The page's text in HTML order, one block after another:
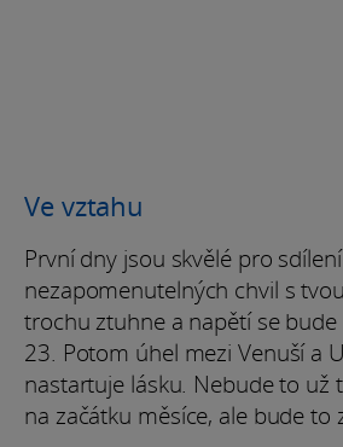
Ve vztahu
První dny jsou skvělé pro sdílení
nezapomenutelných chvil s
trochu ztuhne a napětí se
23. Potom úhel mezi Venuší a
nastartuje lásku. Nebude to už
na začátku měsíce, ale bude to